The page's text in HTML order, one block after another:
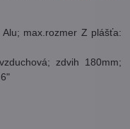
max.rozmer Z plášťa:
zdvih 180mm;